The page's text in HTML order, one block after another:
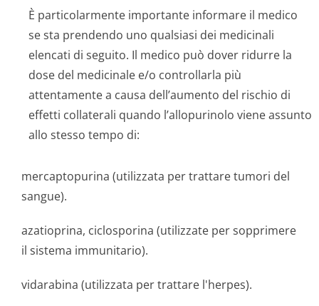
È particolarmente importante informare il medico
se sta prendendo uno qualsiasi dei medicinali
elencati di seguito. Il medico può dover ridurre la
dose del medicinale e/o controllarla più
attentamente a causa dell’aumento del rischio di
effetti collaterali quando l’allopurinolo viene assunto
allo stesso tempo di:
mercaptopurina (utilizzata per trattare tumori del
sangue).
azatioprina, ciclosporina (utilizzate per sopprimere
il sistema immunitario).
vidarabina (utilizzata per trattare l'herpes).